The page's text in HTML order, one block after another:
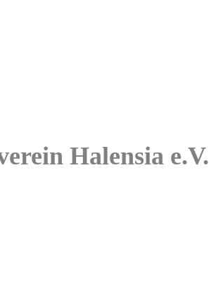
Halensia e.V.